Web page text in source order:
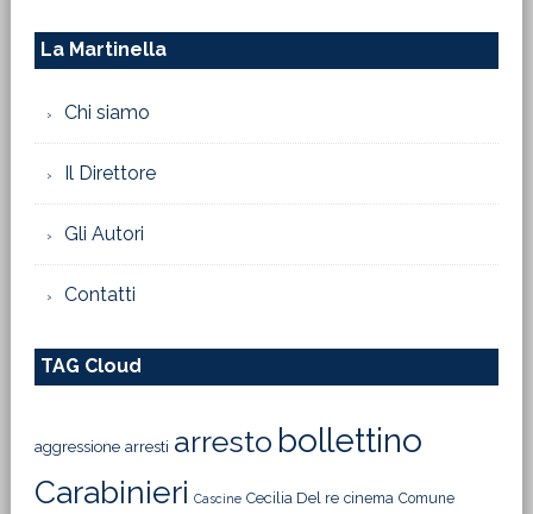
La Martinella
Chi siamo
Il Direttore
Gli Autori
Contatti
TAG Cloud
aggressione arresti arresto bollettino
Carabinieri Cascine Cecilia Del re cinema Comune